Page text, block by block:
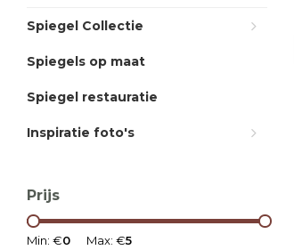
Spiegel Collectie
Spiegels op maat
Spiegel restauratie
Inspiratie foto's
Prijs
Min: €0 Max: €5